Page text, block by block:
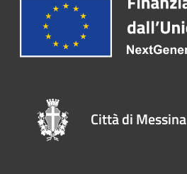
Città di Messina